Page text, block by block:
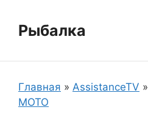
содержимому
Рыбалка
Главная » AssistanceTV »
МОТО